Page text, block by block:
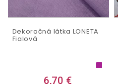
Dekoračná látka LONETA
Fialová
6,70 €